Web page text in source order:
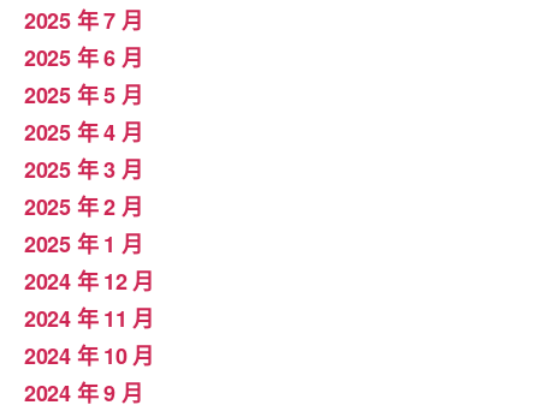
2025 年 7 月
2025 年 6 月
2025 年 5 月
2025 年 4 月
2025 年 3 月
2025 年 2 月
2025 年 1 月
2024 年 12 月
2024 年 11 月
2024 年 10 月
2024 年 9 月